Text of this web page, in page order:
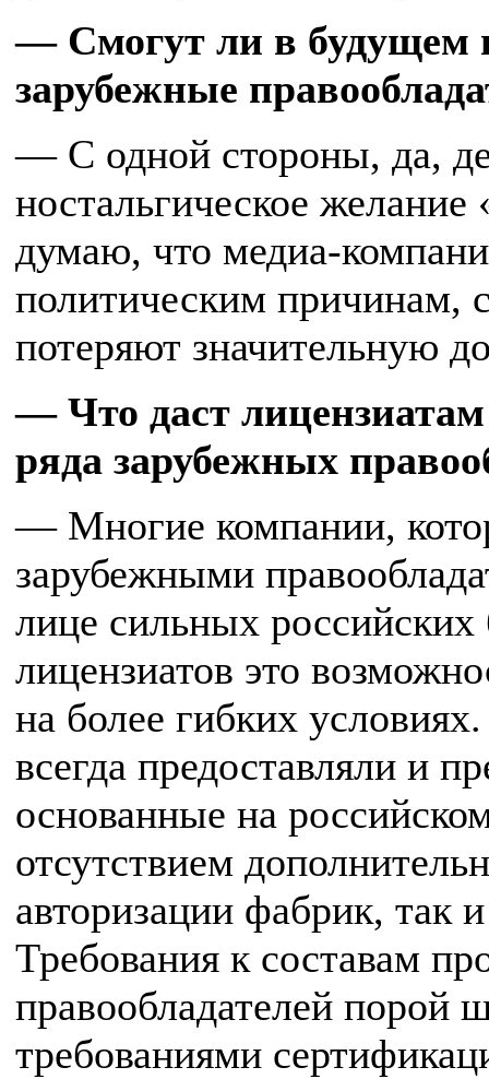
— Смогут ли в будущем
зарубежные
— С одной стороны, да,
ностальгическое
думаю, что медиа-
политическим причинам,
потеряют значительную
— Что даст лицензиатам
ряда зарубежных
— Многие компании,
зарубежными
лице сильных
лицензиатов это
на более гибких
всегда предоставляли и
основанные на
отсутствием
авторизации фабрик, так
Требования к составам
правообладателей порой
требованиями